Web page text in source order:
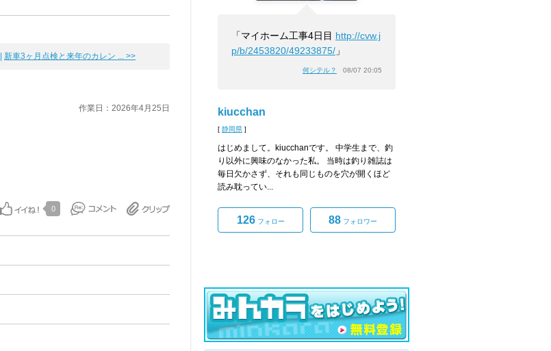
新車3ヶ月点検と来年のカレン ... >>
作業日：2026年4月25日
0
「マイホーム工事4日目 http://cvw.j
p/b/2453820/49233875/ 」
何シテル？ 08/07 20:05
kiucchan
[ 静岡県 ]
はじめまして。kiucchanです。 中学生まで、釣
り以外に興味のなかった私。 当時は釣り雑誌は
毎日欠かさず、それも同じものを穴が開くほど
読み耽ってい...
126フォロー 88 フォロワー